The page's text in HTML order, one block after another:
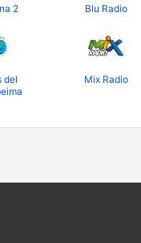
2 Blu Radio
del
Mix Radio